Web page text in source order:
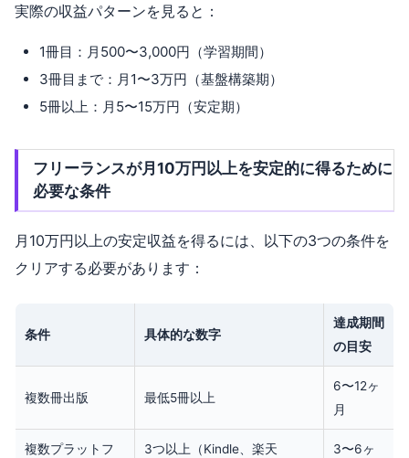
実際の収益パターンを見ると：
1冊目：月500〜3,000円（学習期間）
3冊目まで：月1〜3万円（基盤構築期）
5冊以上：月5〜15万円（安定期）
フリーランスが月10万円以上を安定的に得るために
必要な条件
月10万円以上の安定収益を得るには、以下の3つの条件を
クリアする必要があります：
条件 具体的な数字
達成期間
の目安
複数冊出版 最低5冊以上
6〜12ヶ
月
複数プラットフ
3つ以上（Kindle、楽天
3〜6ヶ